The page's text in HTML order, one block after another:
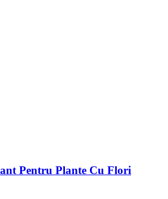
Pentru Plante Cu Flori